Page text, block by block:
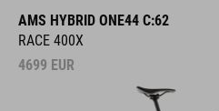
AMS HYBRID ONE44 C:62
RACE 400X
4699 EUR